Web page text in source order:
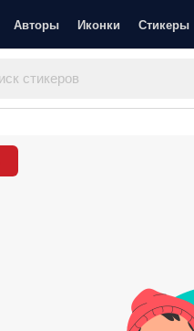
Авторы Иконки Стикеры